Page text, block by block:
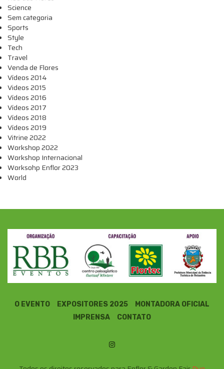
Science
Sem categoria
Sports
Style
Tech
Travel
Venda de Flores
Vídeos 2014
Videos 2015
Vídeos 2016
Vídeos 2017
Vídeos 2018
Vídeos 2019
Vitrine 2022
Workshop 2022
Workshop Internacional
Worksohp Enflor 2023
World
O EVENTO EXPOSITORES 2025
MONTADORA OFICIAL
IMPRENSA
CONTATO